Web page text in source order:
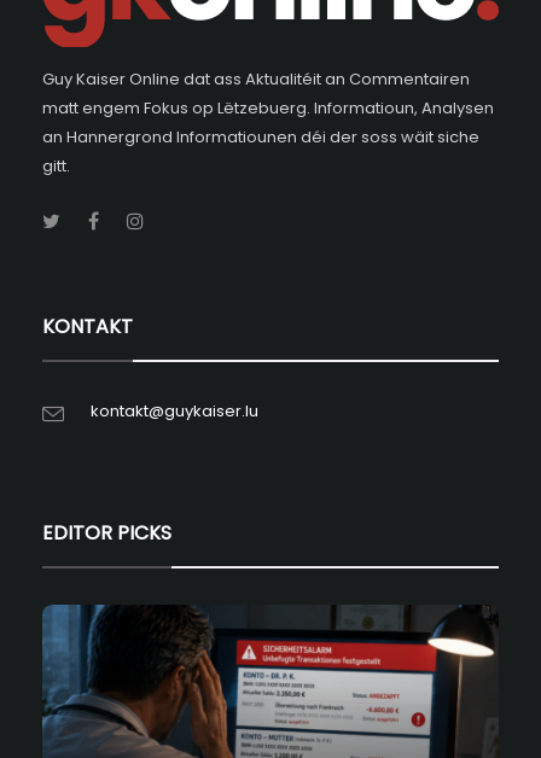
Guy Kaiser Online dat ass Aktualitéit an Commentairen
matt engem Fokus op Lëtzebuerg. Informatioun, Analysen
an Hannergrond Informatiounen déi der soss wäit siche
gitt.
KONTAKT
kontakt@guykaiser.lu
EDITOR PICKS